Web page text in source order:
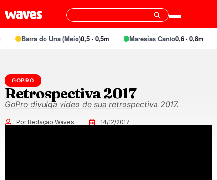
Barra do Una (Meio)0,5 - 0,5m Maresias Canto0,6 - 0,8m
GOPRO
Retrospectiva 2017
GoPro divulga vídeo de sua retrospectiva 2017.
Por Redação Waves 14/12/2017